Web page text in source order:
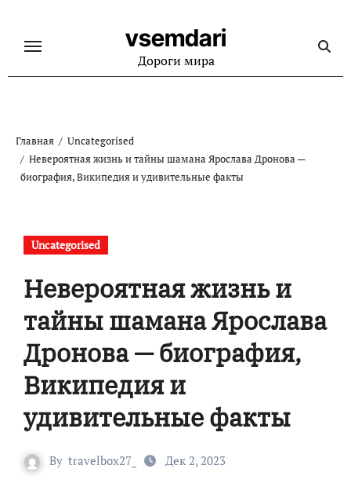
содержанию
vsemdari
Дороги мира
Главная
Uncategorised
Невероятная жизнь и тайны шамана Ярослава Дронова —
биография, Википедия и удивительные факты
Uncategorised
Невероятная жизнь и
тайны шамана Ярослава
Дронова — биография,
Википедия и
удивительные факты
By travelbox27_ Дек 2, 2023